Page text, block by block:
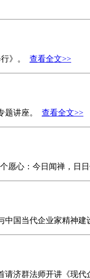
》。 查看全文>>
题讲座。 查看全文>>
愿心：今日闻禅，日
中国当代企业家精神建
请济群法师开讲《现代